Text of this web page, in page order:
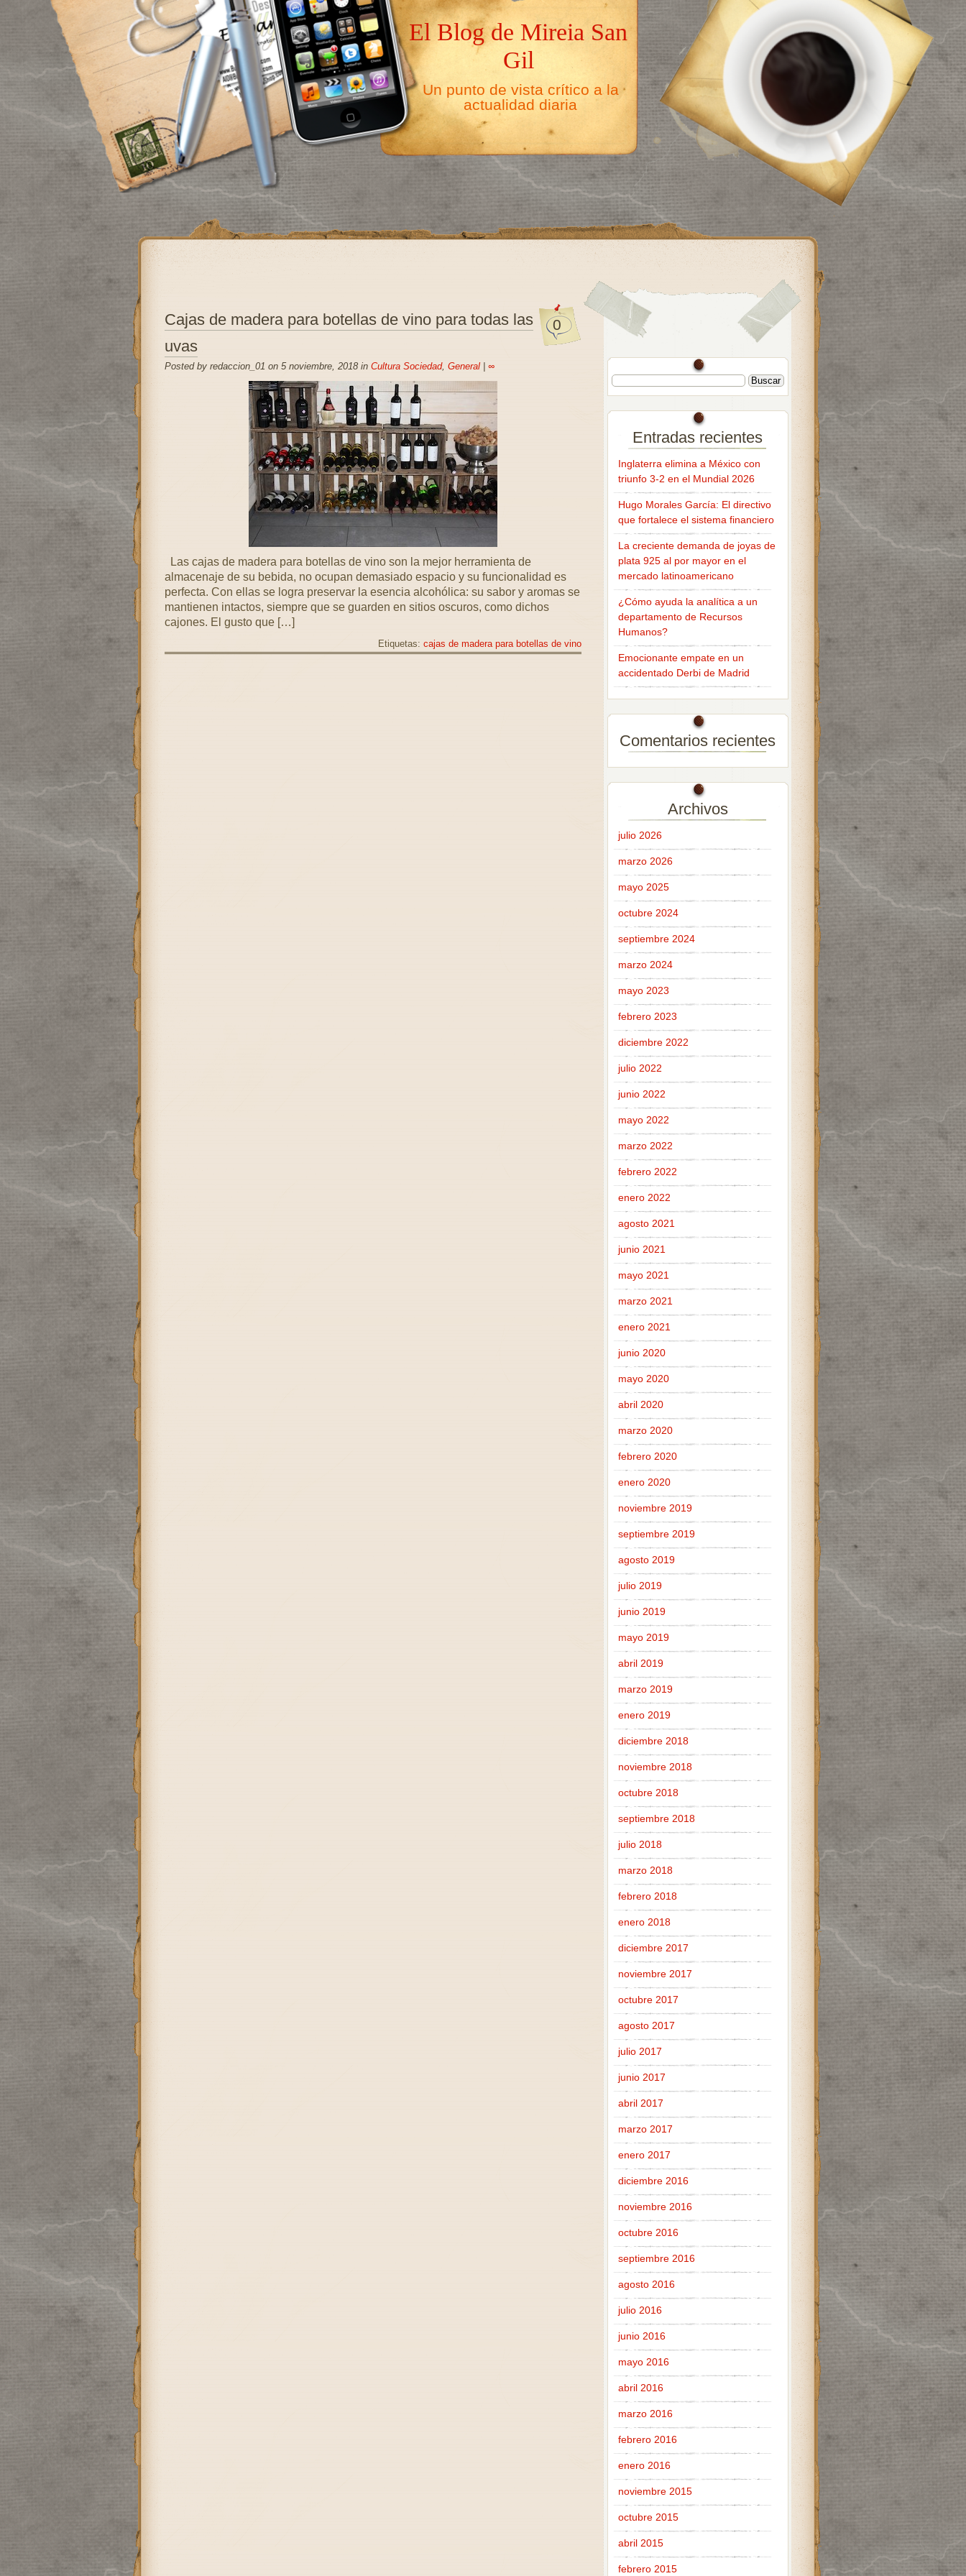
El Blog de Mireia San
Gil
Un punto de vista crítico a la
actualidad diaria
0
Cajas de madera para botellas de vino para todas las
uvas
Posted by redaccion_01 on 5 noviembre, 2018 in Cultura Sociedad, General| ∞
Las cajas de madera para botellas de vino son la mejor herramienta de
almacenaje de su bebida, no ocupan demasiado espacio y su funcionalidad es
perfecta. Con ellas se logra preservar la esencia alcohólica: su sabor y aromas se
mantienen intactos, siempre que se guarden en sitios oscuros, como dichos
cajones. El gusto que […]
Etiquetas: cajas de madera para botellas de vino
Entradas recientes
Inglaterra elimina a México con
triunfo 3-2 en el Mundial 2026
Hugo Morales García: El directivo
que fortalece el sistema financiero
La creciente demanda de joyas de
plata 925 al por mayor en el
mercado latinoamericano
¿Cómo ayuda la analítica a un
departamento de Recursos
Humanos?
Emocionante empate en un
accidentado Derbi de Madrid
Comentarios recientes
Archivos
julio 2026
marzo 2026
mayo 2025
octubre 2024
septiembre 2024
marzo 2024
mayo 2023
febrero 2023
diciembre 2022
julio 2022
junio 2022
mayo 2022
marzo 2022
febrero 2022
enero 2022
agosto 2021
junio 2021
mayo 2021
marzo 2021
enero 2021
junio 2020
mayo 2020
abril 2020
marzo 2020
febrero 2020
enero 2020
noviembre 2019
septiembre 2019
agosto 2019
julio 2019
junio 2019
mayo 2019
abril 2019
marzo 2019
enero 2019
diciembre 2018
noviembre 2018
octubre 2018
septiembre 2018
julio 2018
marzo 2018
febrero 2018
enero 2018
diciembre 2017
noviembre 2017
octubre 2017
agosto 2017
julio 2017
junio 2017
abril 2017
marzo 2017
enero 2017
diciembre 2016
noviembre 2016
octubre 2016
septiembre 2016
agosto 2016
julio 2016
junio 2016
mayo 2016
abril 2016
marzo 2016
febrero 2016
enero 2016
noviembre 2015
octubre 2015
abril 2015
febrero 2015